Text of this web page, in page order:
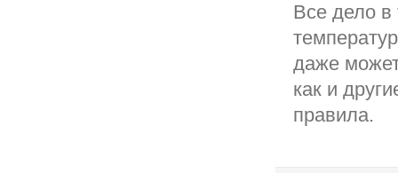
Все дело в
даже
как и
правила.